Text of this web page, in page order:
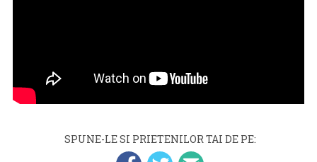
SPUNE-LE SI PRIETENILOR TAI DE PE: